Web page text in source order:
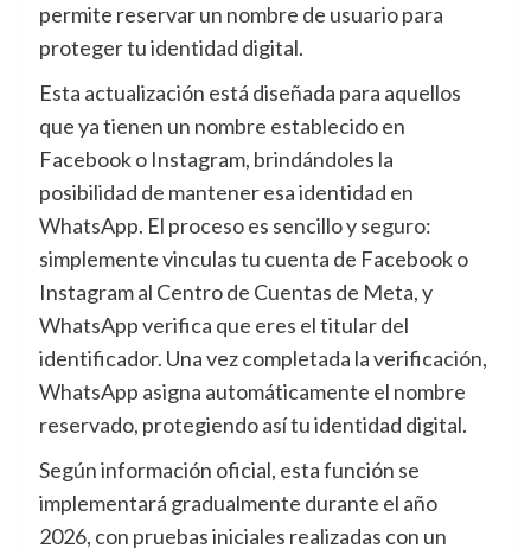
permite reservar un nombre de usuario para
proteger tu identidad digital.
Esta actualización está diseñada para aquellos
que ya tienen un nombre establecido en
Facebook o Instagram, brindándoles la
posibilidad de mantener esa identidad en
WhatsApp. El proceso es sencillo y seguro:
simplemente vinculas tu cuenta de Facebook o
Instagram al Centro de Cuentas de Meta, y
WhatsApp verifica que eres el titular del
identificador. Una vez completada la verificación,
WhatsApp asigna automáticamente el nombre
reservado, protegiendo así tu identidad digital.
Según información oficial, esta función se
implementará gradualmente durante el año
2026, con pruebas iniciales realizadas con un